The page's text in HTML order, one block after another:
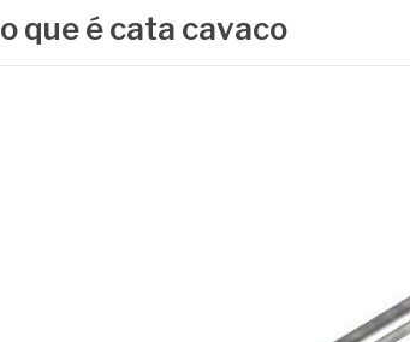
o que é cata cavaco